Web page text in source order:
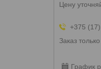
Цену
+375
Заказ
График